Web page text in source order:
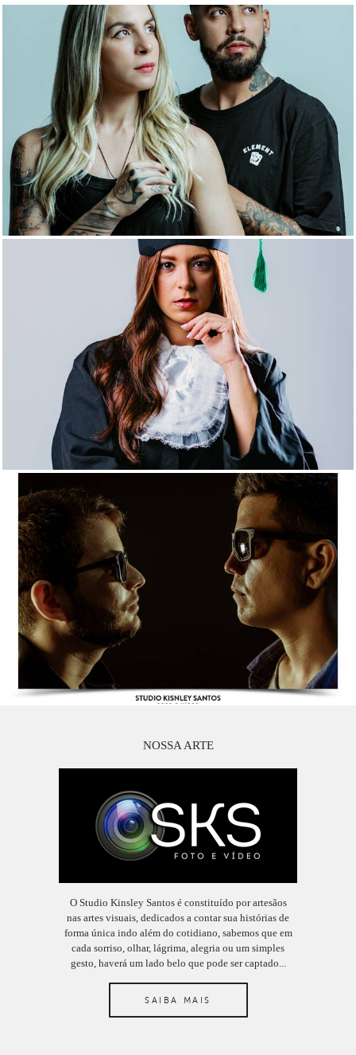
NOSSA ARTE
O Studio Kinsley Santos é constituído por artesãos
nas artes visuais, dedicados a contar sua histórias de
forma única indo além do cotidiano, sabemos que em
cada sorriso, olhar, lágrima, alegria ou um simples
gesto, haverá um lado belo que pode ser captado...
SAIBA MAIS